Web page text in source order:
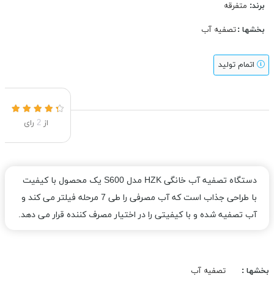
برند: متفرقه
بخشها :تصفیه آب
اتمام تولید
از 2 رای
دستگاه تصفیه آب خانگی HZK مدل S600 یک محصول با کیفیت
با طراحی جذاب است که آب مصرفی را طی 7 مرحله فیلتر می کند و
آب تصفیه شده و با کیفیتی را در اختیار مصرف کننده قرار می دهد.
بخشها : تصفیه آب